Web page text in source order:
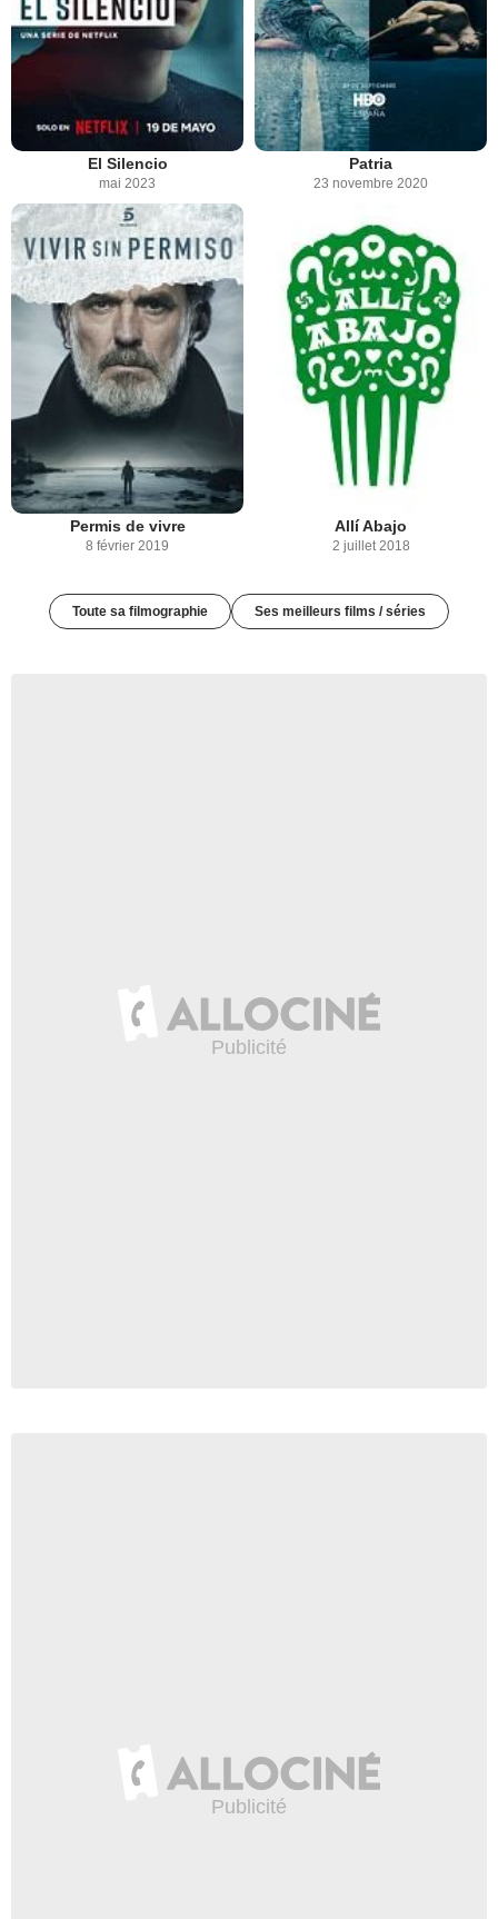
El Silencio
mai 2023
Patria
23 novembre 2020
Permis de vivre
8 février 2019
Allí Abajo
2 juillet 2018
Toute sa filmographie Ses meilleurs films / séries